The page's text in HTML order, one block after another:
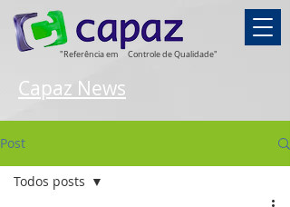
"Referência em Controle de Qualidade"
Capaz News
Post
Todos posts